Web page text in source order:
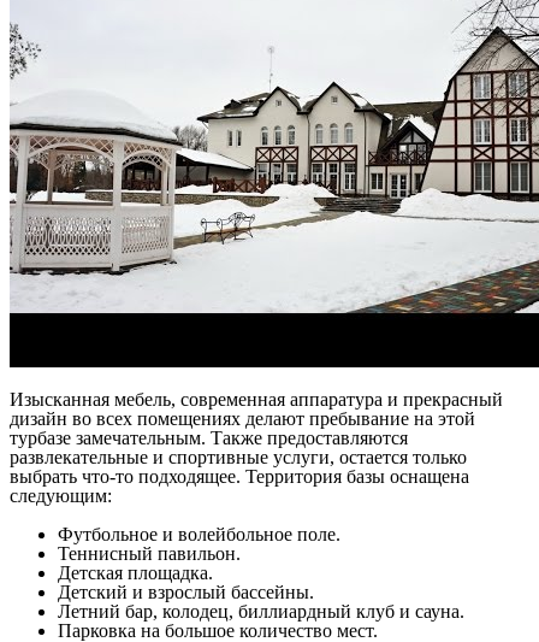
Изысканная мебель, современная аппаратура и прекрасный
дизайн во всех помещениях делают пребывание на этой
турбазе замечательным. Также предоставляются
развлекательные и спортивные услуги, остается только
выбрать что-то подходящее. Территория базы оснащена
следующим:
Футбольное и волейбольное поле.
Теннисный павильон.
Детская площадка.
Детский и взрослый бассейны.
Летний бар, колодец, биллиардный клуб и сауна.
Парковка на большое количество мест.